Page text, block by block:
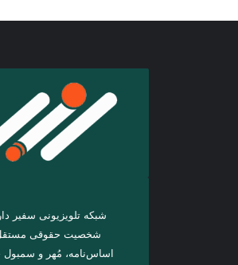
شبکه تلویزیونی سفیر
شخصیت حقوقی
اساس‌نامه، مُهر و